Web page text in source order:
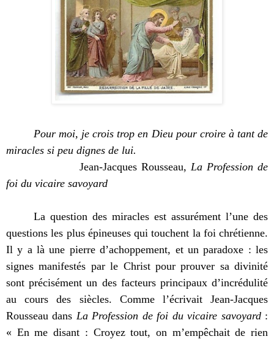
Pour moi, je crois trop en Dieu pour croire à tant de
miracles si peu dignes de lui.
Jean-Jacques Rousseau, La Profession de
foi du vicaire savoyard
La question des miracles est assurément l’une des
questions les plus épineuses qui touchent la foi chrétienne.
Il y a là une pierre d’achoppement, et un paradoxe : les
signes manifestés par le Christ pour prouver sa divinité
sont précisément un des facteurs principaux d’incrédulité
au cours des siècles. Comme l’écrivait Jean-Jacques
Rousseau dans La Profession de foi du vicaire savoyard:
« En me disant : Croyez tout, on m’empêchait de rien